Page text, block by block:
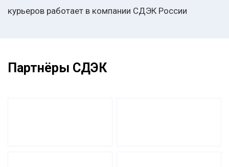
курьеров работает в компании СДЭК России
Партнёры СДЭК